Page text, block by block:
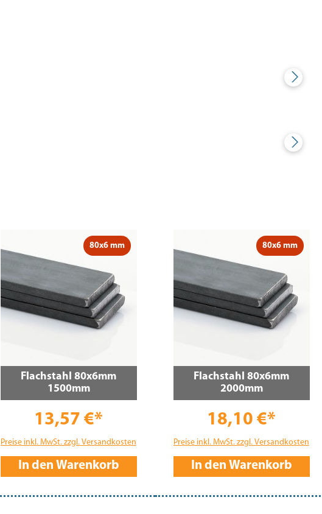
80x6 mm
Flachstahl 80x6mm
1500mm
13,57 €*
Preise inkl. MwSt. zzgl. Versandkosten
In den Warenkorb
80x6 mm
Flachstahl 80x6mm
2000mm
18,10 €*
Preise inkl. MwSt. zzgl. Versandkosten
In den Warenkorb